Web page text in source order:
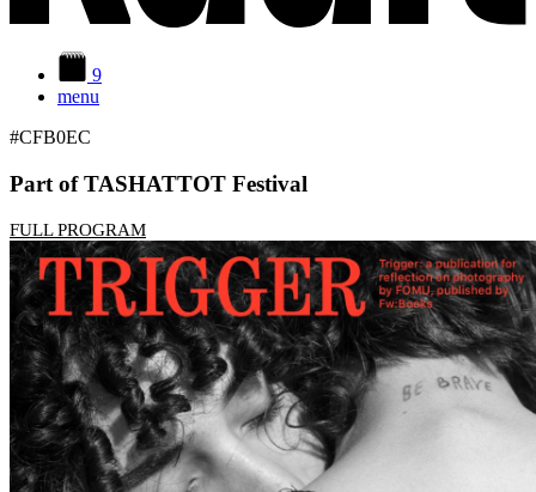
9
menu
#CFB0EC
Part of TASHATTOT Festival
FULL PROGRAM